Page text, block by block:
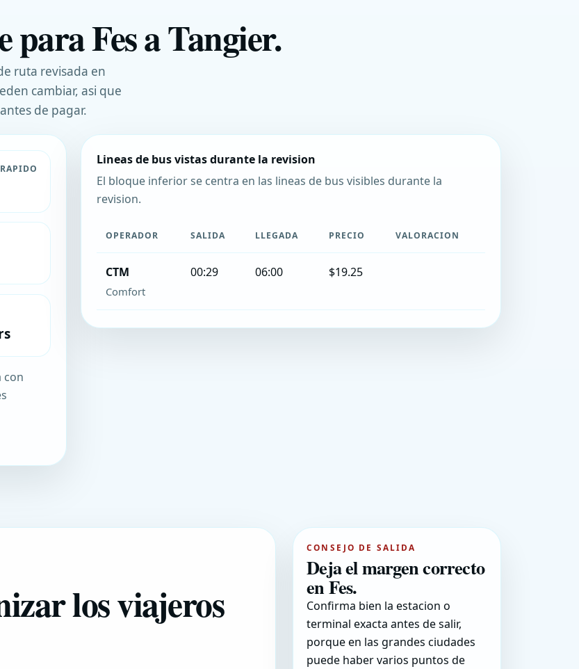
Fes a Tangier.
ruta revisada en
cambiar, asi que
de pagar.
con
Lineas de bus vistas durante la revision
El bloque inferior se centra en las lineas de bus visibles durante la
revision.
OPERADOR SALIDA LLEGADA PRECIO VALORACION
CTM
Comfort
00:29 06:00 $19.25
los viajeros
CONSEJO DE SALIDA
Deja el margen correcto
en Fes.
Confirma bien la estacion o
terminal exacta antes de salir,
porque en las grandes ciudades
puede haber varios puntos de